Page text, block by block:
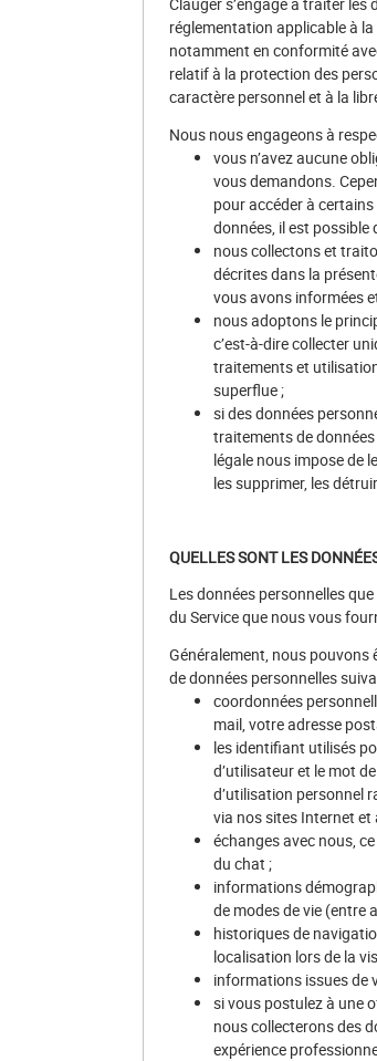
réglementation applicable à
notamment en conformité
relatif à la protection des
caractère personnel et à la
Nous nous engageons à
vous n’avez aucune
vous demandons.
pour accéder à
données, il est possible
nous collectons et
décrites dans la
vous avons informées
nous adoptons le
c’est-à-dire collecter
traitements et
superflue ;
si des données
traitements de
légale nous impose de
les supprimer, les
QUELLES SONT LES
Les données personnelles
du Service que nous vous
Généralement, nous pouvons
de données personnelles
coordonnées
mail, votre adresse
les identifiant utilisés
d’utilisateur et le mot
d’utilisation personnel
via nos sites Internet et
échanges avec nous,
du chat ;
informations
de modes de vie (entre
historiques de
localisation lors de la
informations issues de
si vous postulez à une
nous collecterons des
expérience